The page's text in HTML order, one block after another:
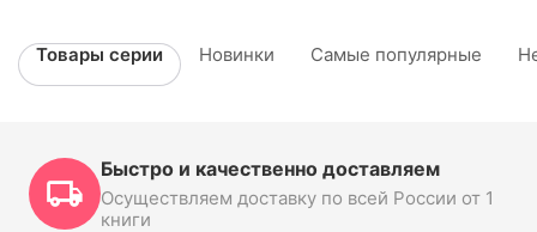
Товары серии Новинки Самые популярные
Быстро и качественно доставляем
Осуществляем доставку по всей России от 1
книги